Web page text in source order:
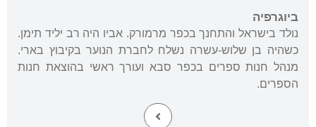
ביוגרפיה
נולד בישראל והתחנך בכפר מרמורק. אביו היה רב יליד תימן.
כשהיה בן שלוש-עשרה נשלח לחברת הנוער בקיבוץ בארי.
מנהל חנות ספרים בכפר סבא ועורך ראשי בהוצאת חנות
הספרים.